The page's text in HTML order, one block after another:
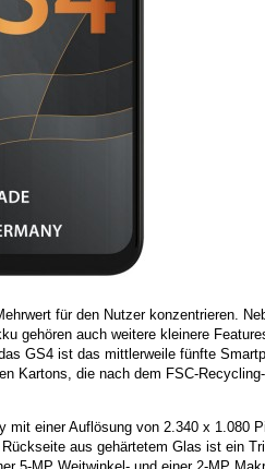
für den Nutzer konzentrieren.
gehören auch weitere kleinere
GS4 ist das mittlerweile fünfte
Kartons, die nach dem FSC-
mit einer Auflösung von 2.340 x 1.080
aus gehärtetem Glas ist ein